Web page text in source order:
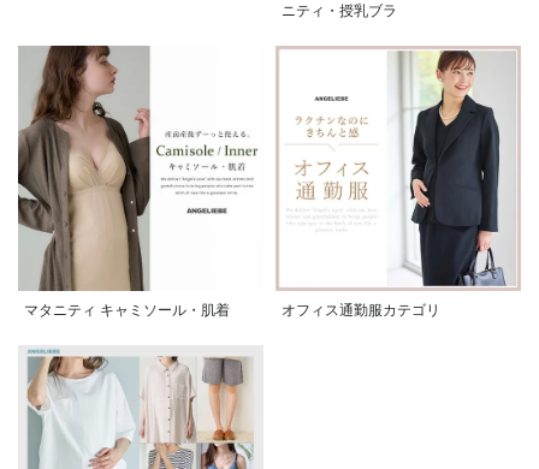
ニティ・授乳ブラ
マタニティ キャミソール・肌着 オフィス通勤服カテゴリ